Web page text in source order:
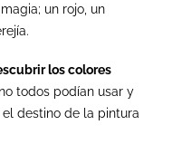
un rojo, un
los colores
todos podían usar y
destino de la pintura